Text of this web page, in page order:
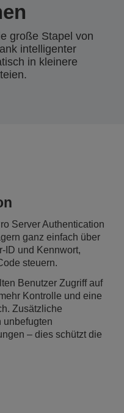
große Stapel von
intelligenter
in kleinere
Server Authentication
ganz einfach über
ID und Kennwort,
steuern.
Benutzer Zugriff auf
Kontrolle und eine
Zusätzliche
unbefugten
– dies schützt die